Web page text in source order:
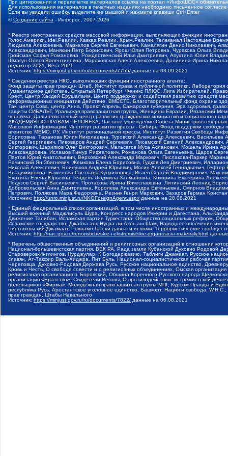
При цитировании и перепечатке материалов ссылка на портал «ИнфоШОС»
Для использования материалов в печатных изданиях необходимо письменное
Если вы увидели ошибку, выделите ее мышкой и нажмите клавиши Ctrl+Enter
©Создание сайта - Инфорос, 2007-2026
* Реестр иностранных средств массовой информации, выполняющих функции
Голос Америки, Idel.Реалии, Кавказ.Реалии, Крым.Реалии, Телеканал Настоящее
Людмила Алексеевна, Маркелов Сергей Евгеньевич, Камалягин Денис Николаевич,
Александрович, Маняхин Петр Борисович, Ярош Юлия Петровна, Чуракова Ольга
Гройсман Софья Романовна, Рождественский Илья Дмитриевич, Апухтина Юлия
Шмагун Олеся Валентиновна, Мароховская Алеся Алексеевна, Долинина Ирина
редактор 2021, Вега 2021
Источник: https://minjust.gov.ru/ru/documents/7755/ данные на 03.09.2021
* Сведения реестра НКО, выполняющих функции иностранного агента:
Фонд защиты прав граждан Штаб, Институт права и публичной политики,
Гуманитарное действие, Открытый Петербург, Феникс ПЛЮС, Лига Избирателей,
Крест, Центр Хасдей Ерушалаим, Центр поддержки и содействия развитию средств
информационных инициатив Действие, ВМЕСТЕ, Благотворительный фонд охраны
Так, центр Сова, центр Анна, Проект Апрель, Самарская губерния, Эра здоровья,
защиты СИБАЛЬТ, Уральская правозащитная группа, Женщины Евразии, Рязанский
человека, Дальневосточный центр развития гражданских инициатив и социального
АКАДЕМИЯ ПО ПРАВАМ ЧЕЛОВЕКА, Частное учреждение Совета Министров северных
Массовой Информации, Институт развития прессы - Сибирь, Фонд поддержки
агентство МЕМО. РУ, Институт региональной прессы, Институт Развития Свободы
Борисовна, Таранова Юлия Николаевна, Туровский Александр Алексеевич,
Сергей Георгиевич, Пивоваров Андрей Сергеевич, Писемский Евгений
Викторович, Шарипков Олег Викторович, Мальсагов Муса Асланович, Мошель Ирина
Александровна, Исламов Тимур Рифгатович, Романова Ольга Евгеньевна, Щаров
Паутов Юрий Анатольевич, Верховский Александр Маркович, Пислакова-Паркер
Рачинский Ян Збигневич, Жемкова Елена Борисовна, Гудков Лев Дмитриевич,
Николай Алексеевич, Блинушов Андрей Юрьевич, Мосин Алексей Геннадьевич,
Владимировна, Баженова Светлана Куприяновна, Исаев Сергей Владимирович,
Буртина Елена Юрьевна, Гендель Людмила Залмановна, Кокорина Екатерина
Подузов Сергей Васильевич, Протасова Ирина Вячеславовна, Литинский Леонид
Добровольская Анна Дмитриевна, Королева Александра Евгеньевна, Смирнов
Петрович, Полякова Мара Федоровна, Резник Генри Маркович, Захаров Герман
Источник: http://unro.minjust.ru/NKOForeignAgent.aspx данные на 28.08.2021
* Единый федеральный список организаций, в том числе иностранных и
Высший военный Маджлисуль Шура, Конгресс народов Ичкерии и Дагестана, Аль-
Движение Талибан, Исламская партия Туркестана, Общество социальных реформ,
Исламское государство, Джабха аль-Нусра ли-Ахль аш-Шам, Народное ополчение
Чистопольский Джамаат, Рохнамо ба суи давлати исломи, Террористическое
Источник: http://nac.gov.ru/terroristicheskie-i-ekstremistskie-organizacii-i-materialy.html
* Перечень общественных объединений и религиозных организаций в отношении
Национал-большевистская партия, ВЕК РА, Рада земли Кубанской Духовно Родовой
Староверов-Инглингов, Нурджулар, К Богодержавию, Таблиги Джамаат, Русское
славян, Ат-Такфир Валь-Хиджра, Пит Буль, Национал-социалистическая рабочая
Череповца, Духовно-Родовая Держава Русь, Русское национальное единство,
Кровь и Честь, О свободе совести и о религиозных объединениях, Омская
религиозная организация п. Боровский, Община Коренного Русского народа
организация «Братство», Свидетели Иеговы, О противодействии экстремистской
болельщиков «Фирма», Молодежная правозащитная группа МПГ, Курсом Правды и
республика Русь, Арестантское уголовное единство, Башкорт, Нация и свобода,
прав граждан, Штабы Навального
Источник: https://minjust.gov.ru/ru/documents/7822/ данные на 06.08.2021